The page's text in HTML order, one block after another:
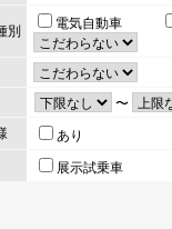
別 電気自動車
〜
あり
展示試乗車